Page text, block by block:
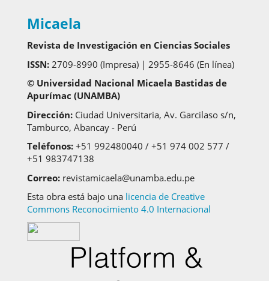
Micaela
Revista de Investigación en Ciencias Sociales
ISSN: 2709-8990 (Impresa) | 2955-8646 (En línea)
© Universidad Nacional Micaela Bastidas de
Apurímac (UNAMBA)
Dirección: Ciudad Universitaria, Av. Garcilaso s/n,
Tamburco, Abancay - Perú
Teléfonos: +51 992480040 / +51 974 002 577 /
+51 983747138
Correo: revistamicaela@unamba.edu.pe
Esta obra está bajo una licencia de Creative
Commons Reconocimiento 4.0 Internacional